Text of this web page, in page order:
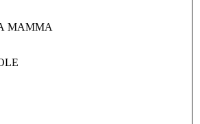
MAMMA